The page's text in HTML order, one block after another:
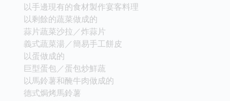
以手邊現有的食材製作宴客料理
以剩餘的蔬菜做成的
蒜片蔬菜沙拉／炸蒜片
義式蔬菜湯／簡易手工餅皮
以蛋做成的
巨型蛋包／蛋包炒鮮蔬
以馬鈴薯和醃牛肉做成的
德式焗烤馬鈴薯